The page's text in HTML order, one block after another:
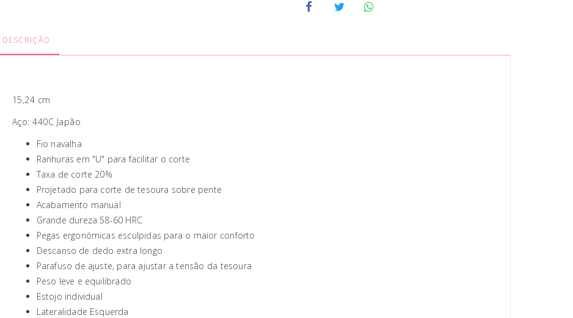
DESCRIÇÃO
15,24 cm
Aço: 440C Japão
Fio navalha
Ranhuras em "U" para facilitar o corte
Taxa de corte 20%
Projetado para corte de tesoura sobre pente
Acabamento manual
Grande dureza 58-60 HRC
Pegas ergonómicas esculpidas para o maior conforto
Descanso de dedo extra longo
Parafuso de ajuste, para ajustar a tensão da tesoura
Peso leve e equilibrado
Estojo individual
Lateralidade Esquerda